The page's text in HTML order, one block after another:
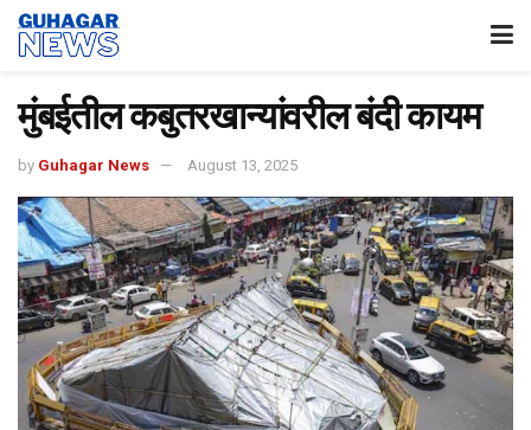
मुंबईतील कबुतरखान्यांवरील बंदी कायम
by Guhagar News August 13, 2025